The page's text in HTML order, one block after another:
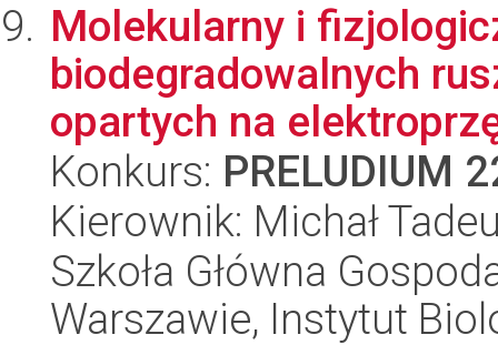
Molekularny i
biodegradowalnych
opartych na
Konkurs: PRELUDIUM
Kierownik: Michał
Szkoła Główna
Warszawie, Instytut